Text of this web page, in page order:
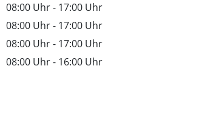
08:00 Uhr- 17:00 Uhr
08:00 Uhr- 17:00 Uhr
08:00 Uhr- 17:00 Uhr
08:00 Uhr- 16:00 Uhr